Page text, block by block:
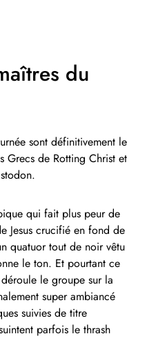
du
sont définitivement le
Grecs de Rotting Christ et
qui fait plus peur de
Jesus crucifié en fond de
quatuor tout de noir vêtu
le ton. Et pourtant ce
le groupe sur la
super ambiancé
suivies de titre
parfois le thrash